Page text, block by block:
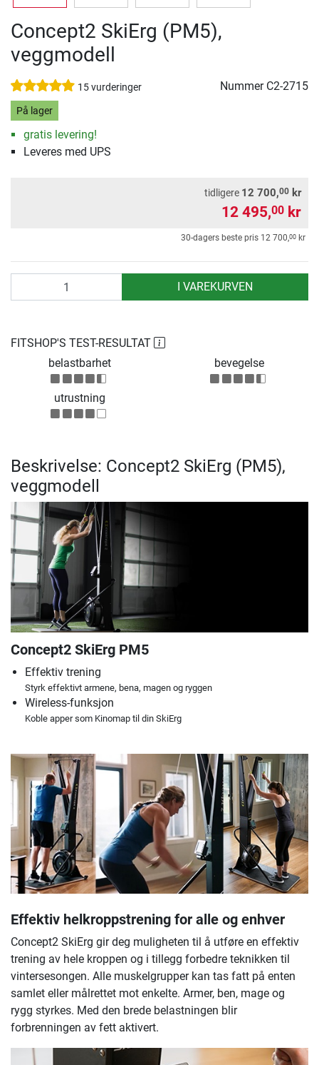
Concept2 SkiErg (PM5),
veggmodell
15 vurderinger Nummer C2-2715
På lager
gratis levering!
Leveres med UPS
tidligere 12 700,00 kr
12 495,00 kr
30-dagers beste pris 12 700,00 kr
I VAREKURVEN
FITSHOP'S TEST-RESULTAT
belastbarhet
bevegelse
utrustning
Beskrivelse: Concept2 SkiErg (PM5),
veggmodell
Concept2 SkiErg PM5
Effektiv trening
Styrk effektivt armene, bena, magen og ryggen
Wireless-funksjon
Koble apper som Kinomap til din SkiErg
Effektiv helkroppstrening for alle og enhver
Concept2 SkiErg gir deg muligheten til å utføre en effektiv
trening av hele kroppen og i tillegg forbedre teknikken til
vintersesongen. Alle muskelgrupper kan tas fatt på enten
samlet eller målrettet mot enkelte. Armer, ben, mage og
rygg styrkes. Med den brede belastningen blir
forbrenningen av fett aktivert.